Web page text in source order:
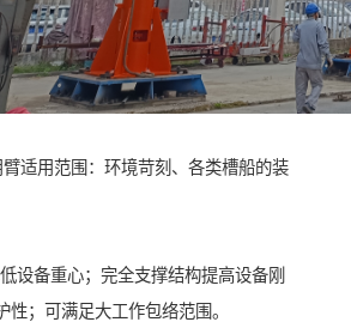
适用范围：环境苛刻、各类槽船的装
设备重心；完全支撑结构提高设备刚
性；可满足大工作包络范围。